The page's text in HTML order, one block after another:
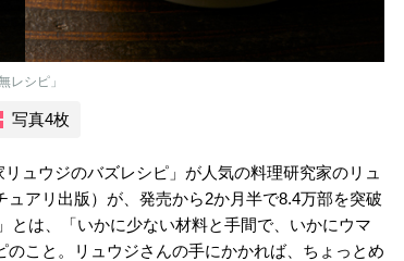
レシピ」
写真4枚
ュウジのバズレシピ」が人気の料理研究家のリュ
アリ出版）が、発売から2か月半で8.4万部を突破
とは、「いかに少ない材料と手間で、いかにウマ
こと。リュウジさんの手にかかれば、ちょっとめ